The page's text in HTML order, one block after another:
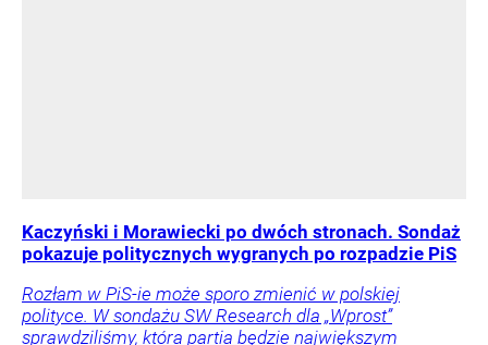
Kaczyński i Morawiecki po dwóch stronach. Sondaż
pokazuje politycznych wygranych po rozpadzie PiS
Rozłam w PiS-ie może sporo zmienić w polskiej
polityce. W sondażu SW Research dla „Wprost”
sprawdziliśmy, która partia będzie największym